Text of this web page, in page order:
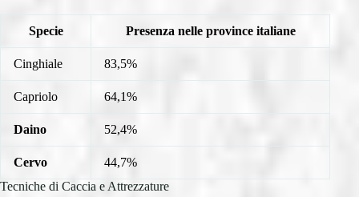
Specie Presenza nelle province italiane
Cinghiale 83,5%
Capriolo 64,1%
Daino 52,4%
Cervo
44,7%
Tecniche di Caccia e Attrezzature